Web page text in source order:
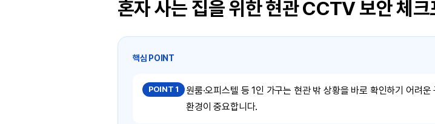
혼자 사는 집을 위한 현관 CCTV 보안 체크
핵심 POINT
POINT 1
원룸·오피스텔 등 1인 가구는 현관 밖 상황을 바로 확인하기 어려
환경이 중요합니다.